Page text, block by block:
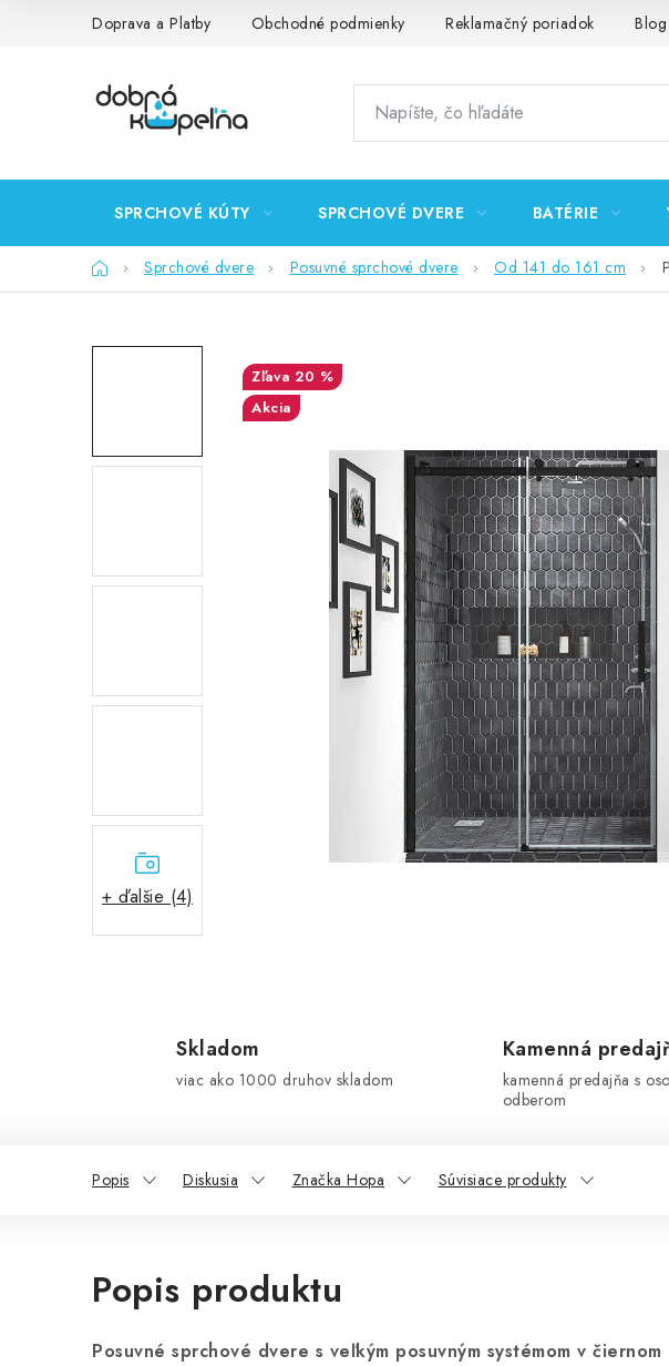
Doprava a Platby Obchodné podmienky Reklamačný poriadok Blog
SPRCHOVÉ KÚTY SPRCHOVÉ DVERE BATÉRIE
DomovSprchové dvere Posuvné sprchové dvere Od 141 do 161 cm
+ ďalšie (4)
20 %
Akcia
Skladom
viac ako 1000 druhov skladom
Kamenná
kamenná predajňa s
odberom
Popis Diskusia Značka Hopa Súvisiace produkty
Popis produktu
Posuvné sprchové dvere s veľkým posuvným systémom v čiernom